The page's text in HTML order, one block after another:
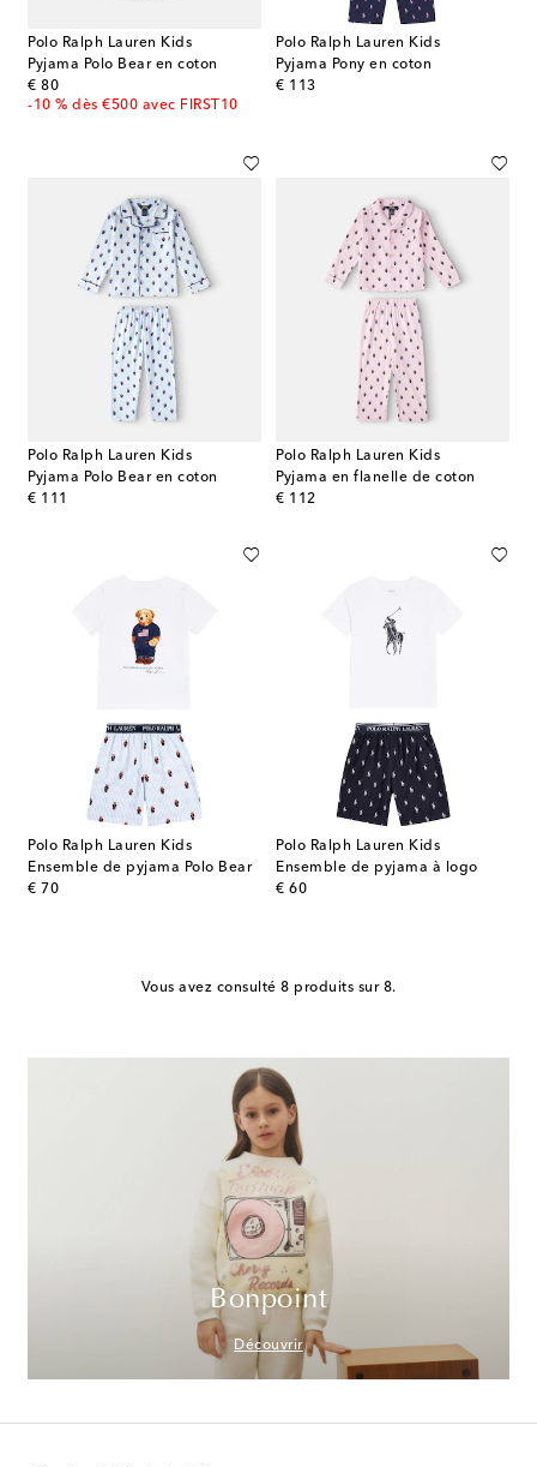
Polo Ralph Lauren Kids
Pyjama Polo Bear en coton
€ 80
original price
-10 % dès €500 avec FIRST10
Polo Ralph Lauren Kids
Pyjama Pony en coton
€ 113
original price
Polo Ralph Lauren Kids
Pyjama Polo Bear en coton
€ 111
original price
Polo Ralph Lauren Kids
Pyjama en flanelle de coton
€ 112
original price
Polo Ralph Lauren Kids
Ensemble de pyjama Polo Bear
€ 70
original price
Polo Ralph Lauren Kids
Ensemble de pyjama à logo
€ 60
original price
Vous avez consulté 8 produits sur 8.
Bonpoint
Découvrir